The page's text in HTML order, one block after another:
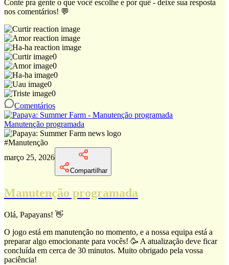
Conte pra gente o que você escolhe e por quê - deixe sua resposta
nos comentários! 💬
0
0
0
0
0
Comentários
Manutenção programada
#Manutenção
março 25, 2026
Compartilhar
Manutenção programada
Olá, Papayans! 👋
O jogo está em manutenção no momento, e a nossa equipa está a
preparar algo emocionante para vocês! 🥳 A atualização deve ficar
concluída em cerca de 30 minutos. Muito obrigado pela vossa
paciência!